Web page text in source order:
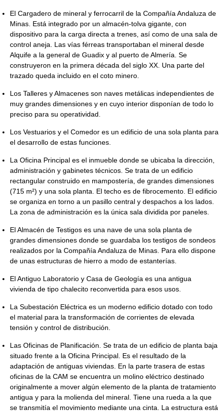
El Cargadero de mineral y ferrocarril de la Compañía Andaluza de
Minas. Está integrado por un almacén-tolva gigante, con
dispositivo para la carga directa a trenes, así como de una sala de
control aneja. Las vías férreas transportaban el mineral desde
Alquife a la general de Guadix y al puerto de Almería. Se
construyeron en la primera década del siglo XX. Una parte del
trazado queda incluido en el coto minero.
Los Talleres y Almacenes son naves metálicas independientes de
muy grandes dimensiones y en cuyo interior disponían de todo lo
preciso para su operatividad.
Los Vestuarios y el Comedor es un edificio de una sola planta para
el desarrollo de estas funciones.
La Oficina Principal es el inmueble donde se ubicaba la dirección,
administración y gabinetes técnicos. Se trata de un edificio
rectangular construido en mampostería, de grandes dimensiones
(715 m²) y una sola planta. El techo es de fibrocemento. El edificio
se organiza en torno a un pasillo central y despachos a los lados.
La zona de administración es la única sala dividida por paneles.
El Almacén de Testigos es una nave de una sola planta de
grandes dimensiones donde se guardaba los testigos de sondeos
realizados por la Compañía Andaluza de Minas. Para ello dispone
de unas estructuras de hierro a modo de estanterías.
El Antiguo Laboratorio y Casa de Geología es una antigua
vivienda de tipo chalecito reconvertida para esos usos.
La Subestación Eléctrica es un moderno edificio dotado con todo
el material para la transformación de corrientes de elevada
tensión y control de distribución.
Las Oficinas de Planificación. Se trata de un edificio de planta baja
situado frente a la Oficina Principal. Es el resultado de la
adaptación de antiguas viviendas. En la parte trasera de estas
oficinas de la CAM se encuentra un molino eléctrico destinado
originalmente a mover algún elemento de la planta de tratamiento
antigua y para la molienda del mineral. Tiene una rueda a la que
se transmitía el movimiento mediante una cinta. La estructura está